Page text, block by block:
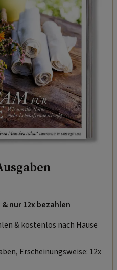
nur 12x bezahlen
& kostenlos nach Hause
Erscheinungsweise: 12x